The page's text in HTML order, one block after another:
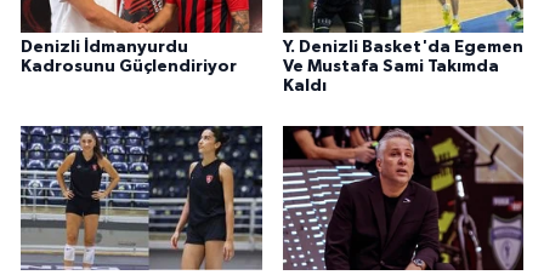
Denizli İdmanyurdu
Kadrosunu Güçlendiriyor
Y. Denizli Basket'da Egemen
Ve Mustafa Sami Takımda
Kaldı